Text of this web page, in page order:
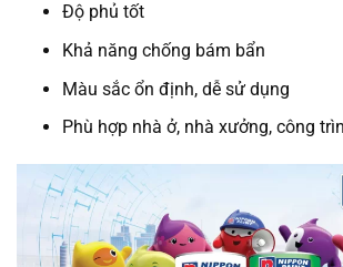
Độ phủ tốt
Khả năng chống bám bẩn
Màu sắc ổn định, dễ sử dụng
Phù hợp nhà ở, nhà xưởng, công